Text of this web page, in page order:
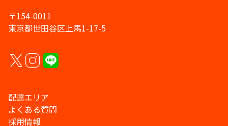
〒154-0011
東京都世田谷区上馬1-17-5
配達エリア
よくある質問
採用情報